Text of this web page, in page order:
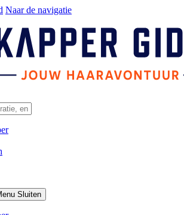
Naar de navigatie
Sluiten